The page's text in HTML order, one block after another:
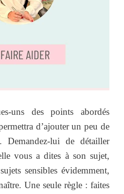
uns des points abordés
d’ajouter un peu de
lui de détailler
vous a dites à son sujet,
sensibles évidemment,
Une seule règle : faites